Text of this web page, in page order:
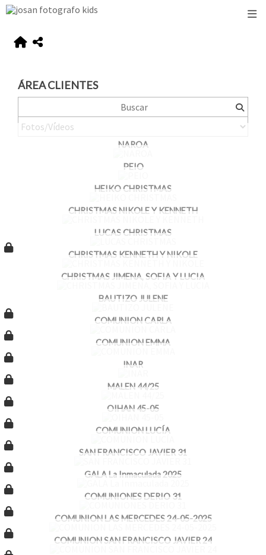
ÁREA CLIENTES
NAROA
PEIO
HEIKO CHRISTMAS
CHRISTMAS NIKOLE Y KENNETH
LUCAS CHRISTMAS
CHRISTMAS KENNETH Y NIKOLE
CHRISTMAS JIMENA, SOFIA Y LUCIA
BAUTIZO JULENE
COMUNION CARLA
COMUNION EMMA
INAR
MALEN 44/25
OIHAN 45-05
COMUNION LUCÍA
SAN FRANCISCO JAVIER 31
GALA La Inmaculada 2025
COMUNIONES DERIO 31
COMUNION LAS MERCEDES 24-05-2025
COMUNION SAN FRANCISCO JAVIER 24